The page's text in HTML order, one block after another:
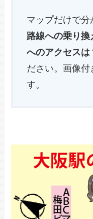
マップだけで
路線への乗り
へのアクセスは
ださい。画像付
す。